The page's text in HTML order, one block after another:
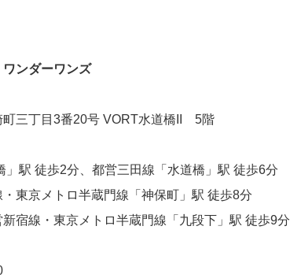
ンダーワンズ
町三丁目3番20号 VORT水道橋II 5階
」駅 徒歩2分、都営三田線「水道橋」駅 徒歩6分
東京メトロ半蔵門線「神保町」駅 徒歩8分
宿線・東京メトロ半蔵門線「九段下」駅 徒歩9分